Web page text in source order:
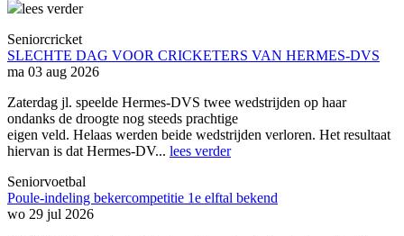
lees verder
Seniorcricket
SLECHTE DAG VOOR CRICKETERS VAN HERMES-DVS
ma 03 aug 2026
Zaterdag jl. speelde Hermes-DVS twee wedstrijden op haar
ondanks de droogte nog steeds prachtige
eigen veld. Helaas werden beide wedstrijden verloren. Het resultaat
hiervan is dat Hermes-DV... lees verder
Seniorvoetbal
Poule-indeling bekercompetitie 1e elftal bekend
wo 29 jul 2026